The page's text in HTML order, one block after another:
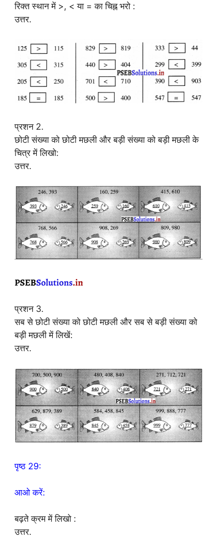
रिक्त स्थान में >, < या = का चिह्न भरो :
उत्तर.
प्रशन 2.
छोटी संख्या को छोटी मछली और बड़ी संख्या को बड़ी मछली के
चित्र में लिखो:
उत्तर.
प्रशन 3.
सब से छोटी संख्या को छोटी मछली और सब से बड़ी संख्या को
बड़ी मछली में लिखें:
उत्तर.
पृष्ठ 29:
आओ करें:
बढ़ते क्रम में लिखो :
उत्तर.